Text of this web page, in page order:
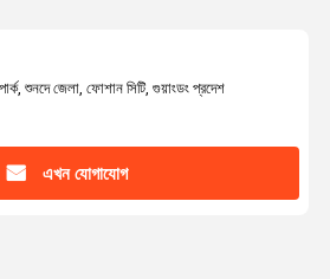
পার্ক, শুনদে জেলা, ফোশান সিটি, গুয়াংডং প্রদেশ
এখন যোগাযোগ